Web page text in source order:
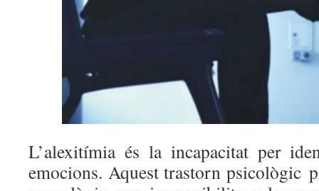
L’alexitímia és la incapacitat per
emocions. Aquest trastorn psicològic